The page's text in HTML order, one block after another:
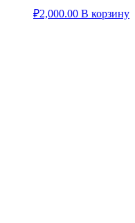
₽2,000.00 В корзину